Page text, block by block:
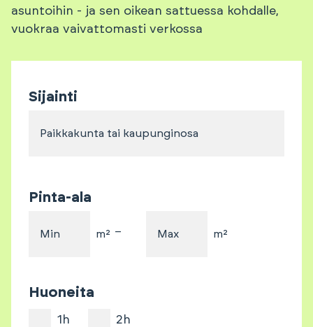
asuntoihin - ja sen oikean sattuessa kohdalle,
vuokraa vaivattomasti verkossa
Sijainti
Paikkakunta tai kaupunginosa
Pinta-ala
Min m² – Max m²
Huoneita
1h 2h